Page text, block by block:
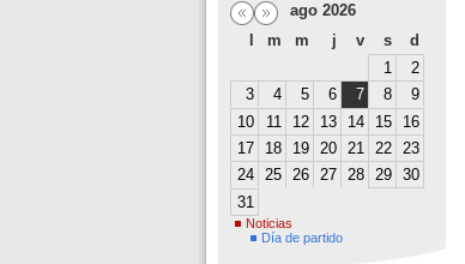
ago 2026
m m j v s
d
1
2
3
4 5 6 7 8
9
10
11 12 13 14 15
16
17
18 19 20 21 22 23
24 25 26 27 28 29 30
31
Noticias
Día de partido